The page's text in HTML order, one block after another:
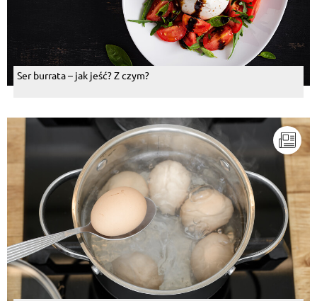
Ser burrata – jak jeść? Z czym?